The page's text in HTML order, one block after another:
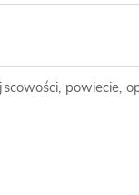
powiecie,